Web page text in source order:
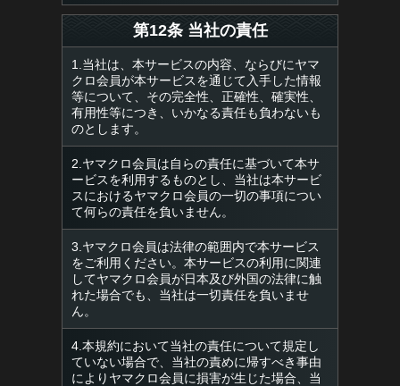
第12条 当社の責任
1.当社は、本サービスの内容、ならびにヤマ
クロ会員が本サービスを通じて入手した情報
等について、その完全性、正確性、確実性、
有用性等につき、いかなる責任も負わないも
のとします。
2.ヤマクロ会員は自らの責任に基づいて本サ
ービスを利用するものとし、当社は本サービ
スにおけるヤマクロ会員の一切の事項につい
て何らの責任を負いません。
3.ヤマクロ会員は法律の範囲内で本サービス
をご利用ください。本サービスの利用に関連
してヤマクロ会員が日本及び外国の法律に触
れた場合でも、当社は一切責任を負いませ
ん。
4.本規約において当社の責任について規定し
ていない場合で、当社の責めに帰すべき事由
によりヤマクロ会員に損害が生じた場合、当